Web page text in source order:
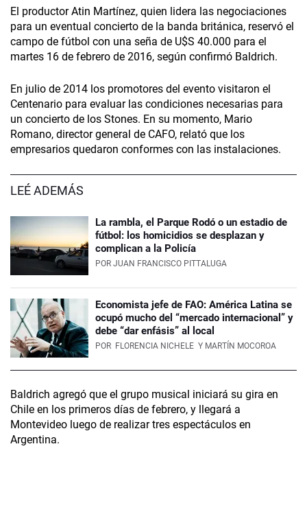
El productor Atin Martínez, quien lidera las negociaciones
para un eventual concierto de la banda británica, reservó el
campo de fútbol con una seña de U$S 40.000 para el
martes 16 de febrero de 2016, según confirmó Baldrich.
En julio de 2014 los promotores del evento visitaron el
Centenario para evaluar las condiciones necesarias para
un concierto de los Stones. En su momento, Mario
Romano, director general de CAFO, relató que los
empresarios quedaron conformes con las instalaciones.
LEÉ ADEMÁS
La rambla, el Parque Rodó o un estadio de
fútbol: los homicidios se desplazan y
complican a la Policía
POR JUAN FRANCISCO PITTALUGA
Economista jefe de FAO: América Latina se
ocupó mucho del “mercado internacional” y
debe “dar enfásis” al local
POR FLORENCIA NICHELE Y MARTÍN MOCOROA
Baldrich agregó que el grupo musical iniciará su gira en
Chile en los primeros días de febrero, y llegará a
Montevideo luego de realizar tres espectáculos en
Argentina.